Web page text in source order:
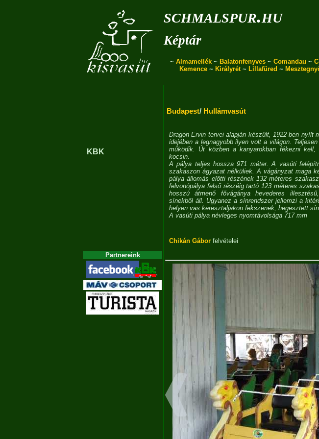
schmalspur.hu
Képtár
~ Almamellék ~ Balatonfenyves ~ Comandau ~
Kemence~ Királyrét~ Lillafüred ~
KBK
Partnereink
Budapest/ Hullámvasút
Dragon Ervin tervei alapján készült, 1922-ben nyílt
idejében a legnagyobb ilyen volt a világon.
működik. Út közben a kanyarokban fékezni
kocsin.
A pálya teljes hossza 971 méter. A vasúti
szakaszon ágyazat nélküliek. A vágányzat maga
pálya állomás előtti részének 132 méteres
felvonópálya felső részéig tartó 123 méteres
hosszú átmenő fővágánya hevederes
sínekből áll. Ugyanez a sínrendszer jellemzi a
helyen vas keresztaljakon fekszenek, hegesztett
A vasúti pálya névleges nyomtávolsága 717 mm
Chikán Gábor felvételei